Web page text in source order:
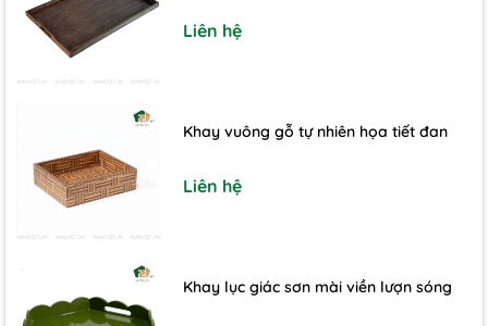
Liên hệ
Khay vuông gỗ tự nhiên họa tiết đan
Liên hệ
Khay lục giác sơn mài viền lượn sóng